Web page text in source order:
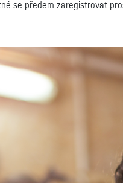
se předem zaregistrovat